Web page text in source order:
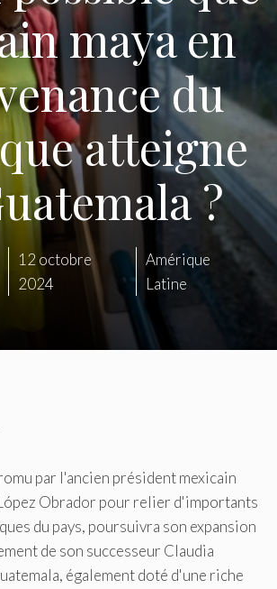
maya en
du
atteigne
?
12 octobre
2024
Amérique
Latine
par l'ancien président mexicain
Obrador pour relier d'importants
du pays, poursuivra son expansion
de son successeur Claudia
également doté d'une riche